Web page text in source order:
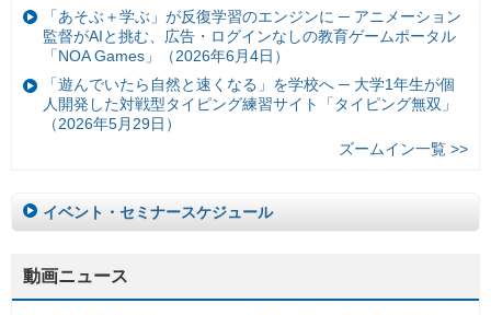
「あそぶ＋学ぶ」が反復学習のエンジンに ─ アニメーション
監督がAIと挑む、広告・ログインなしの教育ゲームポータル
「NOA Games」（2026年6月4日）
「遊んでいたら自然と速くなる」を学校へ ─ 大学1年生が個
人開発した対戦型タイピング練習サイト「タイピング無双」
（2026年5月29日）
ズームイン一覧 >>
イベント・セミナースケジュール
動画ニュース